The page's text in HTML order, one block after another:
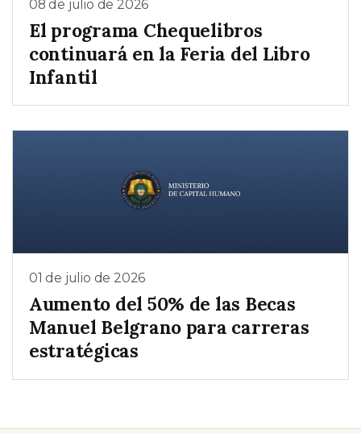
08 de julio de 2026
El programa Chequelibros
continuará en la Feria del Libro
Infantil
01 de julio de 2026
Aumento del 50% de las Becas
Manuel Belgrano para carreras
estratégicas